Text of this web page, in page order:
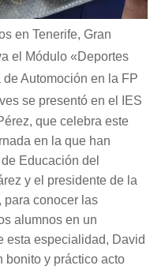
en Tenerife, Gran
el Módulo «Deportes
Automoción en la FP
se presentó en el IES
que celebra este
en la que han
Educación del
y el presidente de la
para conocer las
alumnos en un
esta especialidad, David
bonito y práctico acto